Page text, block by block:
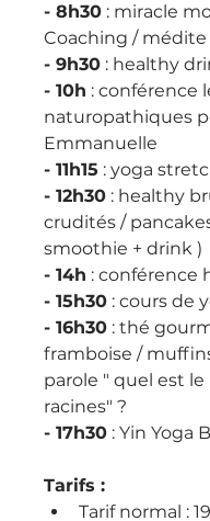
- 8h30 : miracle
Coaching / médite
- 9h30 : healthy
- 10h : conférence
naturopathiques
Emmanuelle
- 11h15 : yoga
- 12h30 : healthy
crudités /
smoothie + drink )
- 14h : conférence
- 15h30 : cours de
- 16h30 : thé
framboise /
parole " quel est
racines" ?
- 17h30 : Yin Yoga
Tarifs :
Tarif normal :